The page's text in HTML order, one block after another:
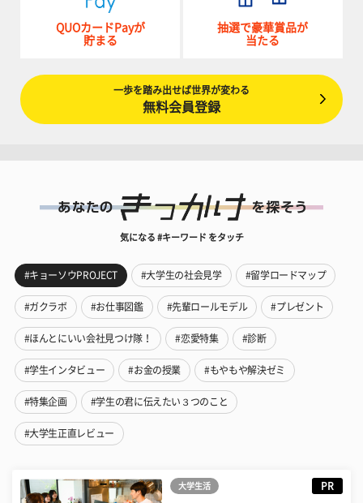
QUOカードPayが
貯まる
抽選で豪華賞品が
当たる
一歩を踏み出せば世界が変わる
無料会員登録
気になる #キーワード をタッチ
#キョーソウPROJECT #大学生の社会見学 #留学ロードマップ
#ガクラボ #お仕事図鑑 #先輩ロールモデル #プレゼント
#ほんとにいい会社見つけ隊！ #恋愛特集 #診断
#学生インタビュー #お金の授業 #もやもや解決ゼミ
#特集企画 #学生の君に伝えたい３つのこと
#大学生正直レビュー
大学生活 PR